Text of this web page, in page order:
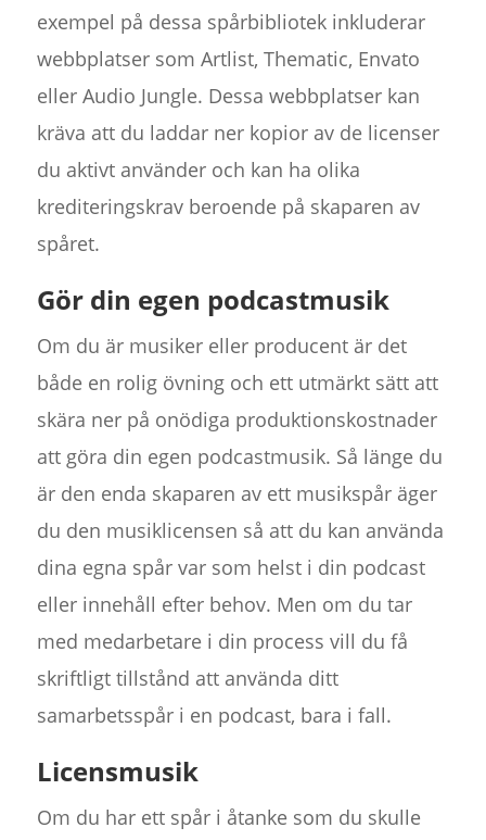
exempel på dessa spårbibliotek inkluderar
webbplatser som Artlist, Thematic, Envato
eller Audio Jungle. Dessa webbplatser kan
kräva att du laddar ner kopior av de licenser
du aktivt använder och kan ha olika
krediteringskrav beroende på skaparen av
spåret.
Gör din egen podcastmusik
Om du är musiker eller producent är det
både en rolig övning och ett utmärkt sätt att
skära ner på onödiga produktionskostnader
att göra din egen podcastmusik. Så länge du
är den enda skaparen av ett musikspår äger
du den musiklicensen så att du kan använda
dina egna spår var som helst i din podcast
eller innehåll efter behov. Men om du tar
med medarbetare i din process vill du få
skriftligt tillstånd att använda ditt
samarbetsspår i en podcast, bara i fall.
Licensmusik
Om du har ett spår i åtanke som du skulle